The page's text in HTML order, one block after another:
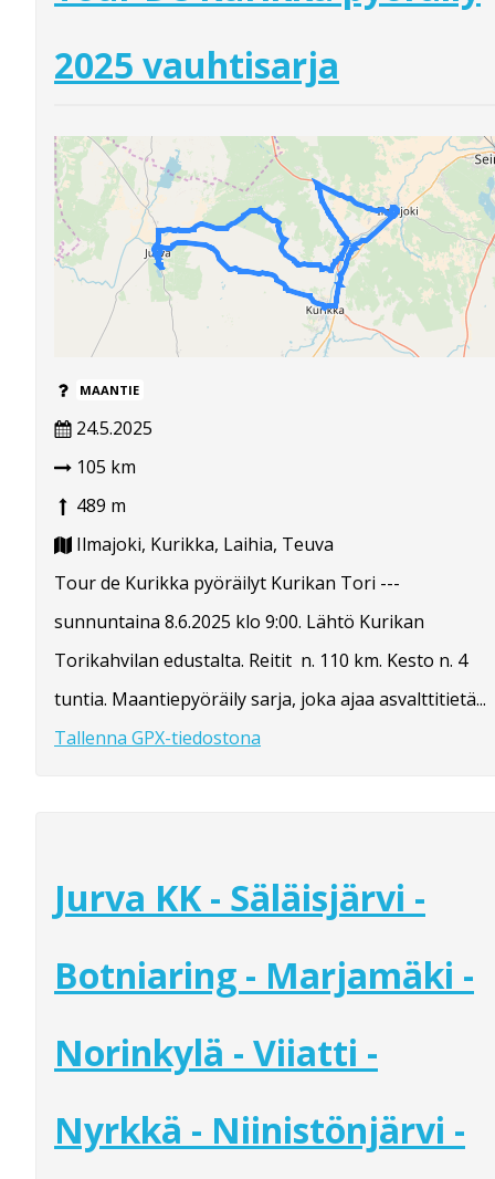
2025 vauhtisarja
MAANTIE
24.5.2025
105 km
489 m
Ilmajoki, Kurikka, Laihia, Teuva
Tour de Kurikka pyöräilyt Kurikan Tori ---
sunnuntaina 8.6.2025 klo 9:00. Lähtö Kurikan
Torikahvilan edustalta. Reitit n. 110 km. Kesto n. 4
tuntia. Maantiepyöräily sarja, joka ajaa asvalttitietä...
Tallenna GPX-tiedostona
Jurva KK - Säläisjärvi -
Botniaring - Marjamäki -
Norinkylä - Viiatti -
Nyrkkä - Niinistönjärvi -